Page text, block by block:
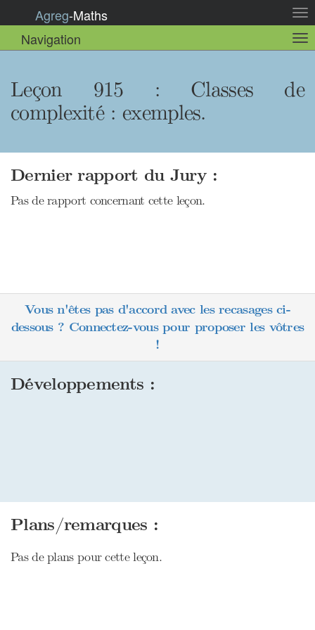
la
Agreg-Maths
Navigation
la
Leçon 915 : Classes de
complexité : exemples.
Dernier rapport du Jury :
Pas de rapport concernant cette leçon.
Vous n'êtes pas d'accord avec les recasages ci-
dessous ? Connectez-vous pour proposer les vôtres
!
Développements :
Plans/remarques :
Pas de plans pour cette leçon.